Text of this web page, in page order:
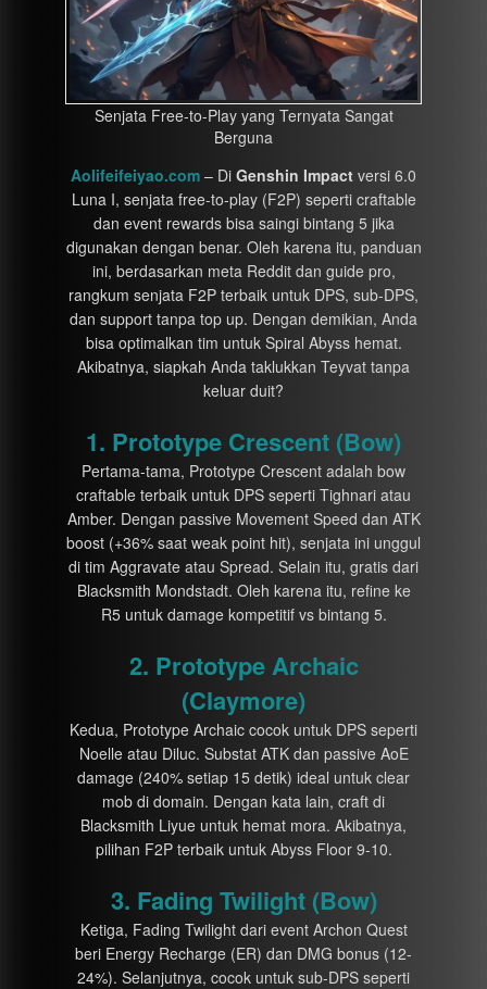
Senjata Free-to-Play yang Ternyata Sangat
Berguna
Aolifeifeiyao.com – Di Genshin Impact versi 6.0
Luna I, senjata free-to-play (F2P) seperti craftable
dan event rewards bisa saingi bintang 5 jika
digunakan dengan benar. Oleh karena itu, panduan
ini, berdasarkan meta Reddit dan guide pro,
rangkum senjata F2P terbaik untuk DPS, sub-DPS,
dan support tanpa top up. Dengan demikian, Anda
bisa optimalkan tim untuk Spiral Abyss hemat.
Akibatnya, siapkah Anda taklukkan Teyvat tanpa
keluar duit?
1. Prototype Crescent (Bow)
Pertama-tama, Prototype Crescent adalah bow
craftable terbaik untuk DPS seperti Tighnari atau
Amber. Dengan passive Movement Speed dan ATK
boost (+36% saat weak point hit), senjata ini unggul
di tim Aggravate atau Spread. Selain itu, gratis dari
Blacksmith Mondstadt. Oleh karena itu, refine ke
R5 untuk damage kompetitif vs bintang 5.
2. Prototype Archaic
(Claymore)
Kedua, Prototype Archaic cocok untuk DPS seperti
Noelle atau Diluc. Substat ATK dan passive AoE
damage (240% setiap 15 detik) ideal untuk clear
mob di domain. Dengan kata lain, craft di
Blacksmith Liyue untuk hemat mora. Akibatnya,
pilihan F2P terbaik untuk Abyss Floor 9-10.
3. Fading Twilight (Bow)
Ketiga, Fading Twilight dari event Archon Quest
beri Energy Recharge (ER) dan DMG bonus (12-
24%). Selanjutnya, cocok untuk sub-DPS seperti